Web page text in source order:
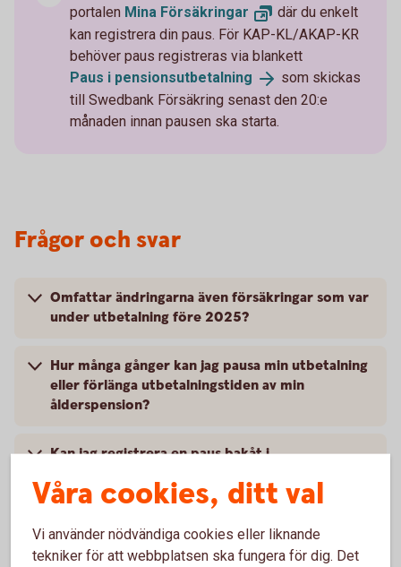
portalen Mina Försäkringar
där du enkelt
kan registrera din paus. För KAP-KL/AKAP-KR
behöver paus registreras via blankett
Paus i pensionsutbetalning
som skickas
till Swedbank Försäkring senast den 20:e
månaden innan pausen ska starta.
Frågor och svar
Omfattar ändringarna även försäkringar som var
under utbetalning före 2025?
Hur många gånger kan jag pausa min utbetalning
eller förlänga utbetalningstiden av min
ålderspension?
Kan jag registrera en paus bakåt i
utbetalningen är pausad?
Våra cookies, ditt val
Vi använder nödvändiga cookies eller liknande
tekniker för att webbplatsen ska fungera för dig. Det